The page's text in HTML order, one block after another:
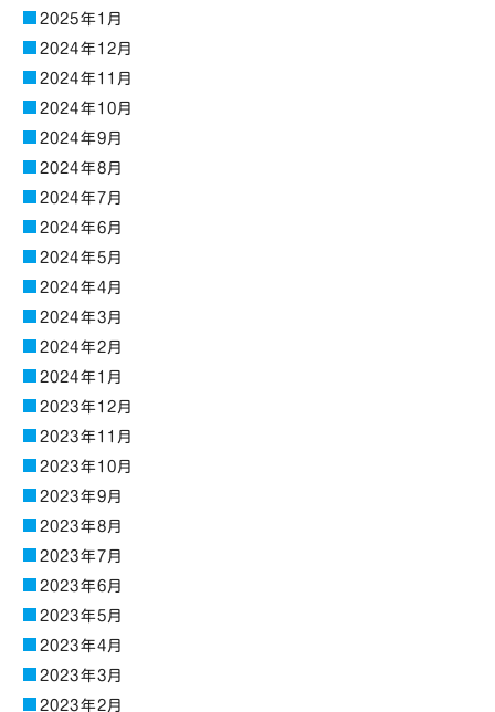
2025年1月
2024年12月
2024年11月
2024年10月
2024年9月
2024年8月
2024年7月
2024年6月
2024年5月
2024年4月
2024年3月
2024年2月
2024年1月
2023年12月
2023年11月
2023年10月
2023年9月
2023年8月
2023年7月
2023年6月
2023年5月
2023年4月
2023年3月
2023年2月